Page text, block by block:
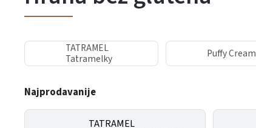
TATRAMEL
Tatramelky
Puffy Cream
Najprodavanije
TATRAMEL